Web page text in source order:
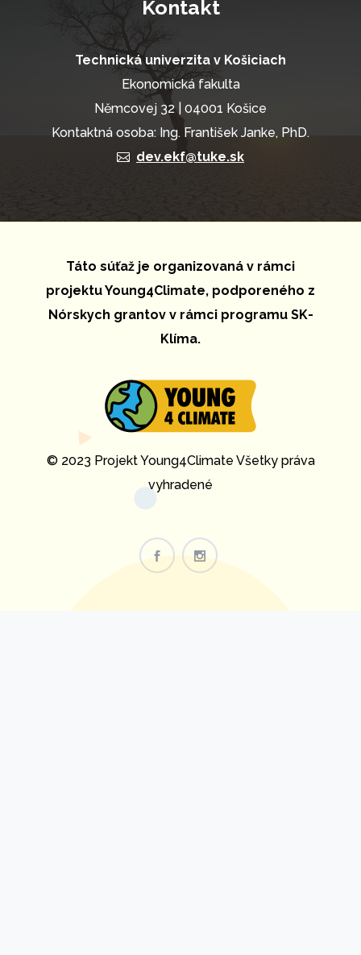
Kontakt
Technická univerzita v Košiciach
Ekonomická fakulta
Němcovej 32 | 04001 Košice
Kontaktná osoba: Ing. František Janke, PhD.
dev.ekf@tuke.sk
Táto súťaž je organizovaná v rámci
projektu Young4Climate, podporeného z
Nórskych grantov v rámci programu SK-
Klíma.
© 2023 Projekt Young4Climate Všetky práva
vyhradené